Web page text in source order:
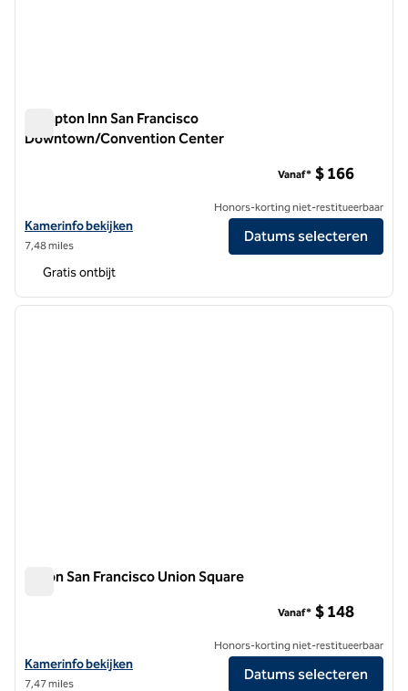
Hampton Inn San Francisco
Downtown/Convention Center
Bekijk hoteldetails voor Hampton Inn San Francisco Downtown/
Kamerinfo bekijken
7,48 miles
Vanaf* $ 166
Honors-korting niet-restitueerbaar
Datums selecteren
Gratis ontbijt
1 van 12
Hilton San Francisco Union Square
Bekijk hoteldetails voor Hilton San Francisco Union Square
Kamerinfo bekijken
7,47 miles
Vanaf* $ 148
Honors-korting niet-restitueerbaar
Datums selecteren